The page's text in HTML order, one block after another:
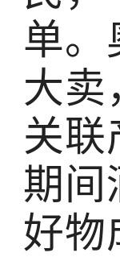
单。
大卖
关联
期间
好物